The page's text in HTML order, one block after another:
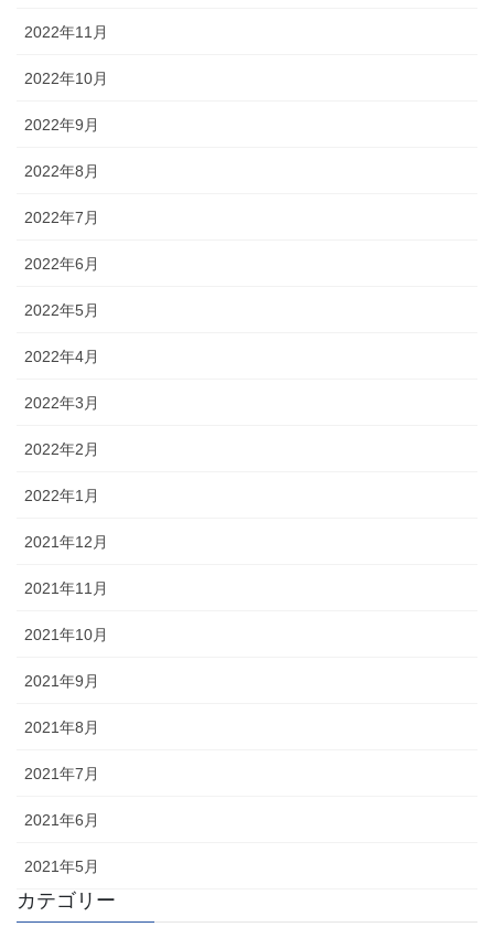
2022年11月
2022年10月
2022年9月
2022年8月
2022年7月
2022年6月
2022年5月
2022年4月
2022年3月
2022年2月
2022年1月
2021年12月
2021年11月
2021年10月
2021年9月
2021年8月
2021年7月
2021年6月
2021年5月
カテゴリー